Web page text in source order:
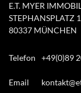
E.T. MYER
STEPHANSPLATZ 1
80337 MÜNCHEN
Telefon +49(0)89
Email